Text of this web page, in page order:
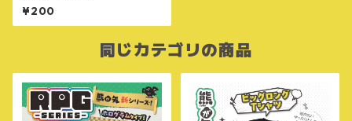
¥200
同じカテゴリの商品